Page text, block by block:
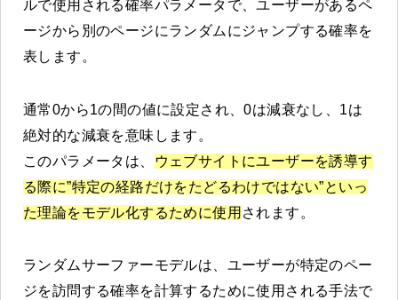
ルで使用される確率パラメータで、ユーザーがあるペ
ージから別のページにランダムにジャンプする確率を
表します。
通常0から1の間の値に設定され、0は減衰なし、1は
絶対的な減衰を意味します。
このパラメータは、
ウェブサイトにユーザーを誘導す
る際に”特定の経路だけをたどるわけではない”といっ
た理論をモデル化するために使用 されます。
ランダムサーファーモデルは、ユーザーが特定のペー
ジを訪問する確率を計算するために使用される手法で